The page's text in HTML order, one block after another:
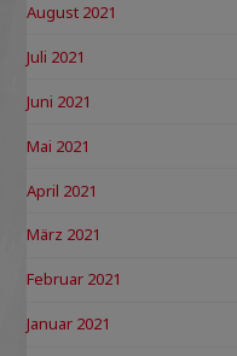
August 2021
Juli 2021
Juni 2021
Mai 2021
April 2021
März 2021
Februar 2021
Januar 2021